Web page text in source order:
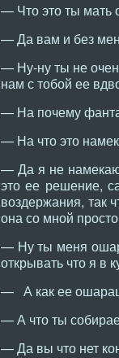
— Что это ты мать
— Да вам и без
— Ну-ну ты не
нам с тобой ее
— На почему
— На что это
— Да я не
это ее решение,
воздержания, так
она со мной
— Ну ты меня
открывать что я в
— А как ее
— А что ты
— Да вы что нет